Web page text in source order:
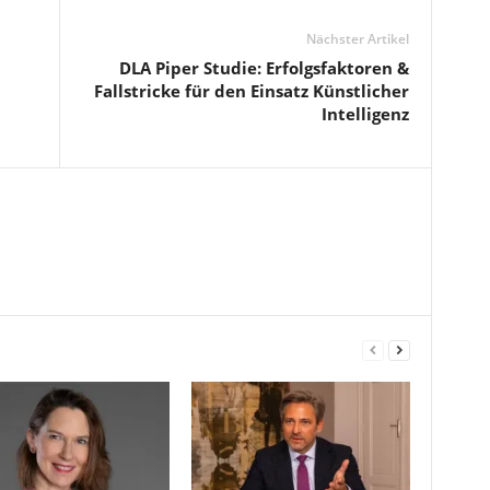
Nächster Artikel
DLA Piper Studie: Erfolgsfaktoren &
Fallstricke für den Einsatz Künstlicher
Intelligenz